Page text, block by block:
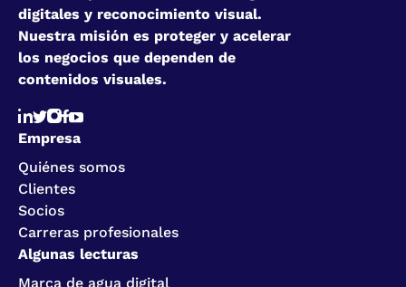
digitales y reconocimiento visual.
Nuestra misión es proteger y acelerar
los negocios que dependen de
contenidos visuales.
Empresa
Quiénes somos
Clientes
Socios
Carreras profesionales
Algunas lecturas
Marca de agua digital